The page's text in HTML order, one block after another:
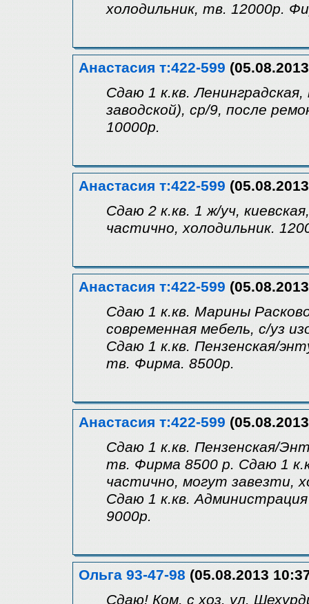
холодильник, тв. 12000р.
Анастасия т:422-599
Сдаю 1 к.кв.
заводской), ср/9, после
10000р.
Анастасия т:422-599
Сдаю 2 к.кв. 1 ж/уч,
частично, холодильник.
Анастасия т:422-599
Сдаю 1 к.кв. Марины
современная мебель, с/уз
Сдаю 1 к.кв. Пензенская/
тв. Фирма. 8500р.
Анастасия т:422-599
Сдаю 1 к.кв. Пензенская/
тв. Фирма 8500 р. Сдаю 1
частично, могут завезти,
Сдаю 1 к.кв.
9000р.
Ольга 93-47-98 (05.08.2013
Сдаю! Ком. с хоз. ул.